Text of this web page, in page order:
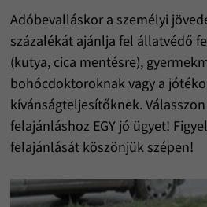
Adóbevalláskor a személyi
százalékát ajánlja fel állatvédő
(kutya, cica mentésre),
bohócdoktoroknak vagy a
kívánságteljesítőknek.
felajánláshoz EGY jó ügyet!
felajánlását köszönjük szépen!